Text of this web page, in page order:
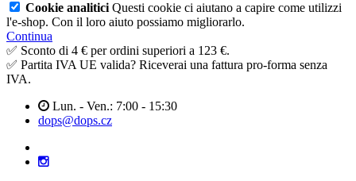
Cookie analitici Questi cookie ci aiutano a capire come utilizzi
l'e-shop. Con il loro aiuto possiamo migliorarlo.
Continua
✅ Sconto di 4 € per ordini superiori a 123 €.
✅ Partita IVA UE valida? Riceverai una fattura pro-forma senza
IVA.
Lun. - Ven.: 7:00 - 15:30
dops@dops.cz